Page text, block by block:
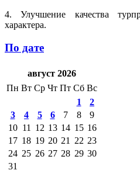
4. Улучшение качества
характера.
По дате
август 2026
Пн Вт Ср Чт Пт Сб Вс
1
2
3
4 5 6 7 8
9
10 11 12 13 14 15 16
17 18 19 20 21 22 23
24 25 26 27 28 29 30
31